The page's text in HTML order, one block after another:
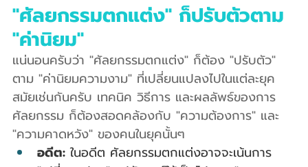
"ศัลยกรรมตกแต่ง" ก็ปรับตัวตาม
"ค่านิยม"
แน่นอนครับว่า "ศัลยกรรมตกแต่ง" ก็ต้อง "ปรับตัว"
ตาม "ค่านิยมความงาม" ที่เปลี่ยนแปลงไปในแต่ละยุค
สมัยเช่นกันครับ เทคนิค วิธีการ และผลลัพธ์ของการ
ศัลยกรรม ก็ต้องสอดคล้องกับ "ความต้องการ" และ
"ความคาดหวัง" ของคนในยุคนั้นๆ
อดีต: ในอดีต ศัลยกรรมตกแต่งอาจจะเน้นการ